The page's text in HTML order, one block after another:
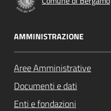
AMMINISTRAZIONE
Aree Amministrative
Documenti e dati
Enti e fondazioni